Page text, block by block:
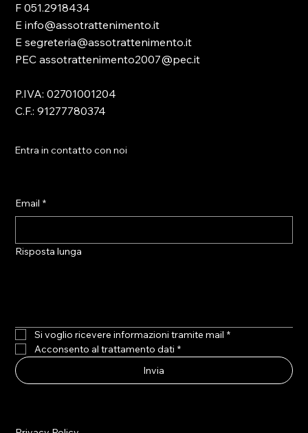
F 051.2918434
E info@assotrattenimento.it
E segreteria@assotrattenimento.it
PEC assotrattenimento2007@pec.it
P.IVA: 02701001204
C.F.: 91277780374
Entra in contatto con noi
Email *
Risposta lunga
Si voglio ricevere informazioni tramite mail *
Acconsento al trattamento dati *
Invia